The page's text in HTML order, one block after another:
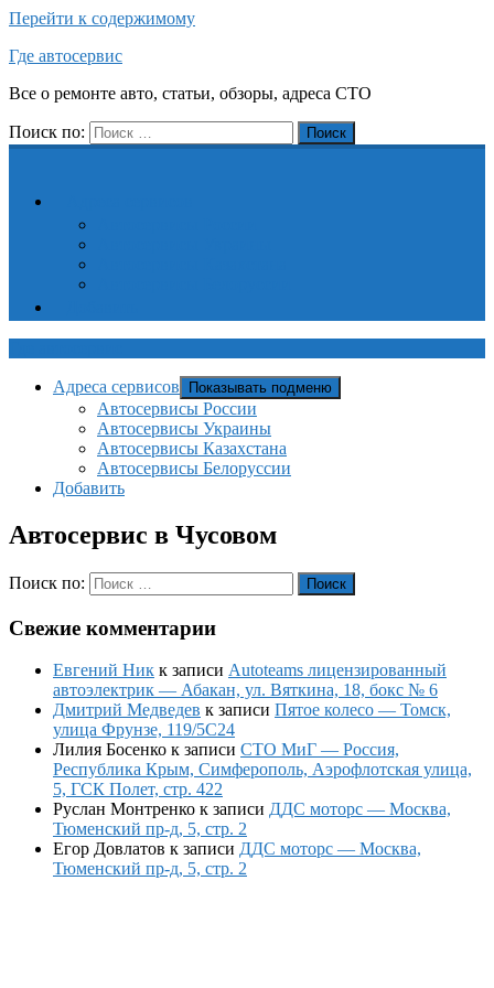
Перейти к содержимому
Где автосервис
Все о ремонте авто, статьи, обзоры, адреса СТО
Поиск по: Поиск
Адреса сервисов Показывать подменю
Автосервисы России
Автосервисы Украины
Автосервисы Казахстана
Автосервисы Белоруссии
Добавить
Автосервис в Чусовом
Поиск по: Поиск
Свежие комментарии
Евгений Ник к записи Autoteams лицензированный
автоэлектрик — Абакан, ул. Вяткина, 18, бокс № 6
Дмитрий Медведев к записи Пятое колесо — Томск,
улица Фрунзе, 119/5С24
Лилия Босенко к записи СТО МиГ — Россия,
Республика Крым, Симферополь, Аэрофлотская улица,
5, ГСК Полет, стр. 422
Руслан Монтренко к записи ДДС моторс — Москва,
Тюменский пр-д, 5, стр. 2
Егор Довлатов к записи ДДС моторс — Москва,
Тюменский пр-д, 5, стр. 2